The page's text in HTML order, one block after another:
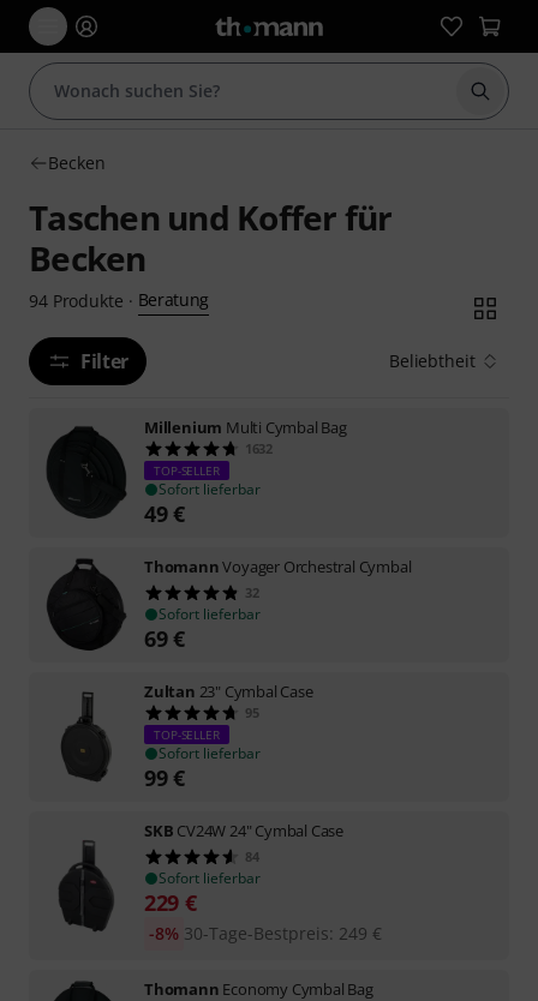
Suche
Becken
Taschen und Koffer für
Becken
94 Produkte · Beratung
Filter Beliebtheit
Millenium Multi Cymbal Bag
1632
TOP-SELLER
Sofort lieferbar
49€
ThomannVoyager Orchestral Cymbal
32
Sofort lieferbar
69€
Zultan 23" Cymbal Case
95
TOP-SELLER
Sofort lieferbar
99€
SKB CV24W 24" Cymbal Case
84
Sofort lieferbar
229 €
30-Tage-Bestpreis: 249 €
-8%
Thomann Economy Cymbal Bag